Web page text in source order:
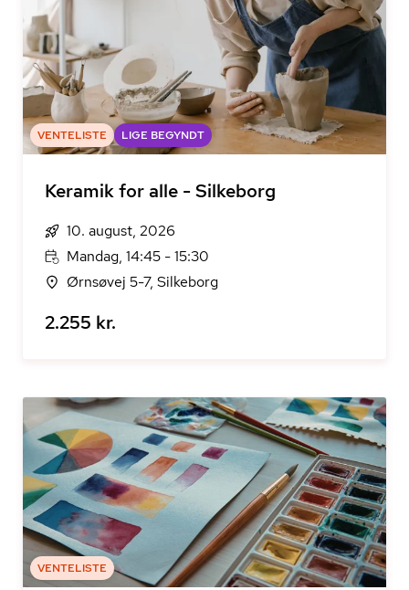
VENTELISTE LIGE BEGYNDT
Keramik for alle - Silkeborg
10. august, 2026
Mandag, 14:45 - 15:30
Ørnsøvej 5-7, Silkeborg
2.255 kr.
VENTELISTE